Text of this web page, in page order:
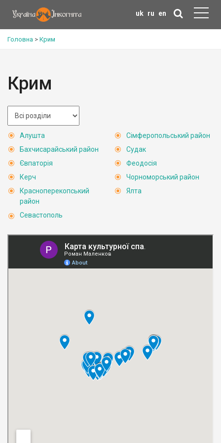
uk ru en
Головна > Крим
Крим
Алушта
Бахчисарайський район
Євпаторія
Керч
Красноперекопський
район
Севастополь
Сімферопольський район
Судак
Феодосія
Чорноморський район
Ялта